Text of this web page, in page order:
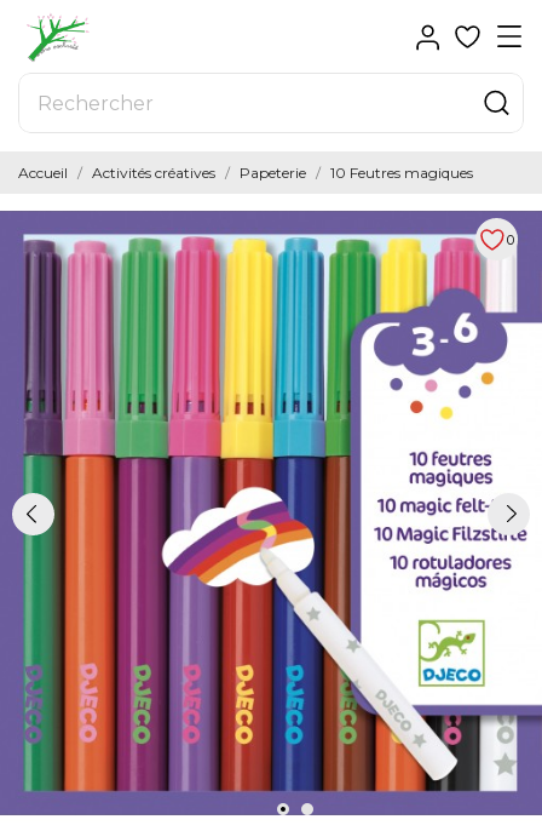
Accueil Activités créatives Papeterie 10 Feutres magiques
0